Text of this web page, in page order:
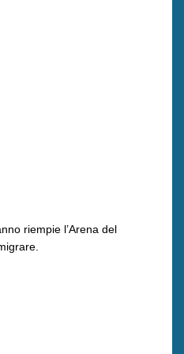
riempie l’Arena del